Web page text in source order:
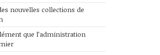
nouvelles collections de
que l’administration